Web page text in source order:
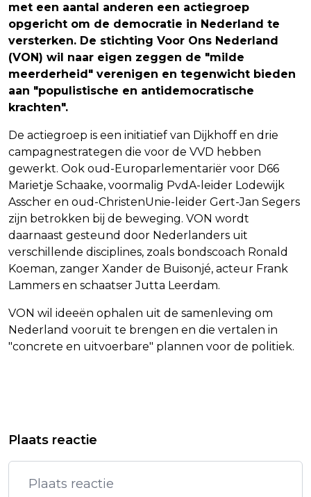
met een aantal anderen een actiegroep
opgericht om de democratie in Nederland te
versterken. De stichting Voor Ons Nederland
(VON) wil naar eigen zeggen de "milde
meerderheid" verenigen en tegenwicht bieden
aan "populistische en antidemocratische
krachten".
De actiegroep is een initiatief van Dijkhoff en drie
campagnestrategen die voor de VVD hebben
gewerkt. Ook oud-Europarlementariër voor D66
Marietje Schaake, voormalig PvdA-leider Lodewijk
Asscher en oud-ChristenUnie-leider Gert-Jan Segers
zijn betrokken bij de beweging. VON wordt
daarnaast gesteund door Nederlanders uit
verschillende disciplines, zoals bondscoach Ronald
Koeman, zanger Xander de Buisonjé, acteur Frank
Lammers en schaatser Jutta Leerdam.
VON wil ideeën ophalen uit de samenleving om
Nederland vooruit te brengen en die vertalen in
"concrete en uitvoerbare" plannen voor de politiek.
NAVO-NORM, VERDEELD OVER
KLAAS DIJKHOFF START ACTIEGROEP
OM DEMOCRATIE TE VERSTERKEN
Plaats reactie